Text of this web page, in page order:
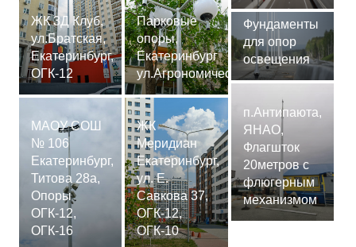
ЖК 3Д Клуб,
ул.Братская,
Екатеринбург,
ОГК-12
МАОУ СОШ
№ 106
Екатеринбург,
Титова 28а,
Опоры
ОГК-12,
ОГК-16
Парковые
опоры,
Екатеринбург
ул.Агрономическая
ЖК
Меридиан
Екатеринбург,
ул. Е.
Савкова 37,
ОГК-12,
ОГК-10
Сваи
СМ-7,75м,
Фундаменты
для опор
освещения
п.Антипаюта,
ЯНАО,
Флагшток
20метров с
флюгерным
механизмом